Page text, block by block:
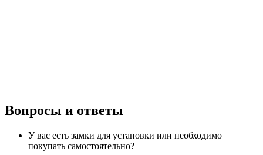
Вопросы и ответы
У вас есть замки для установки или необходимо
покупать самостоятельно?